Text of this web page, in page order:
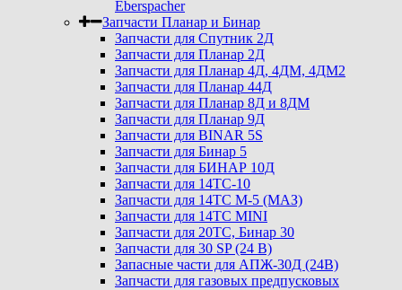
Eberspacher
Запчасти Планар и Бинар
Запчасти для Спутник 2Д
Запчасти для Планар 2Д
Запчасти для Планар 4Д, 4ДМ, 4ДМ2
Запчасти для Планар 44Д
Запчасти для Планар 8Д и 8ДМ
Запчасти для Планар 9Д
Запчасти для BINAR 5S
Запчасти для Бинар 5
Запчасти для БИНАР 10Д
Запчасти для 14ТС-10
Запчасти для 14ТС М-5 (МАЗ)
Запчасти для 14ТС MINI
Запчасти для 20ТС, Бинар 30
Запчасти для 30 SP (24 В)
Запасные части для АПЖ-30Д (24В)
Запчасти для газовых предпусковых